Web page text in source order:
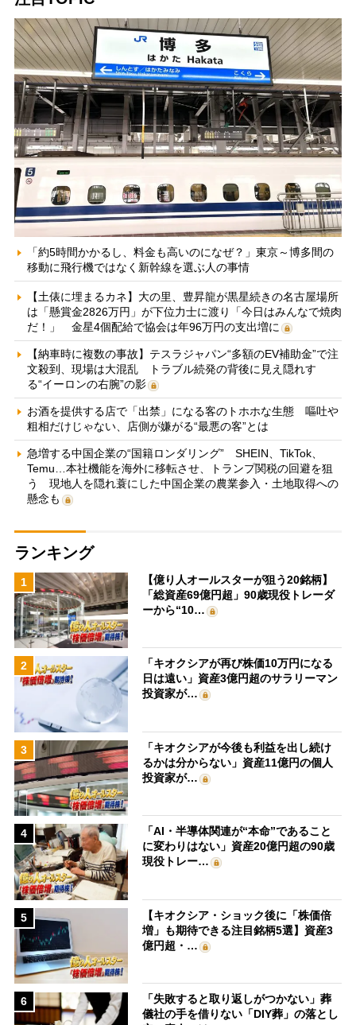
「約5時間かかるし、料金も高いのになぜ？」東京～博多間の
移動に飛行機ではなく新幹線を選ぶ人の事情
【土俵に埋まるカネ】大の里、豊昇龍が黒星続きの名古屋場所
は「懸賞金2826万円」が下位力士に渡り「今日はみんなで焼肉
だ！」 金星4個配給で協会は年96万円の支出増に
【納車時に複数の事故】テスラジャパン“多額のEV補助金”で注
文殺到、現場は大混乱 トラブル続発の背後に見え隠れす
る“イーロンの右腕”の影
お酒を提供する店で「出禁」になる客のトホホな生態 嘔吐や
粗相だけじゃない、店側が嫌がる“最悪の客”とは
急増する中国企業の“国籍ロンダリング” SHEIN、TikTok、
Temu…本社機能を海外に移転させ、トランプ関税の回避を狙
う 現地人を隠れ蓑にした中国企業の農業参入・土地取得への
懸念も
ランキング
1
【億り人オールスターが狙う20銘柄】
「総資産69億円超」90歳現役トレーダ
ーから“10…
2
「キオクシアが再び株価10万円になる
日は遠い」資産3億円超のサラリーマン
投資家が…
3
「キオクシアが今後も利益を出し続け
るかは分からない」資産11億円の個人
投資家が…
4
「AI・半導体関連が“本命”であること
に変わりはない」資産20億円超の90歳
現役トレー…
5
【キオクシア・ショック後に「株価倍
増」も期待できる注目銘柄5選】資産3
億円超・…
6
「失敗すると取り返しがつかない」葬
儀社の手を借りない「DIY葬」の落とし